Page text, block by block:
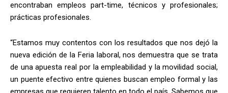
encontraban empleos part-time, técnicos y profesionales;
prácticas profesionales.
“Estamos muy contentos con los resultados que nos dejó la
nueva edición de la Feria laboral, nos demuestra que se trata
de una apuesta real por la empleabilidad y la movilidad social,
un puente efectivo entre quienes buscan empleo formal y las